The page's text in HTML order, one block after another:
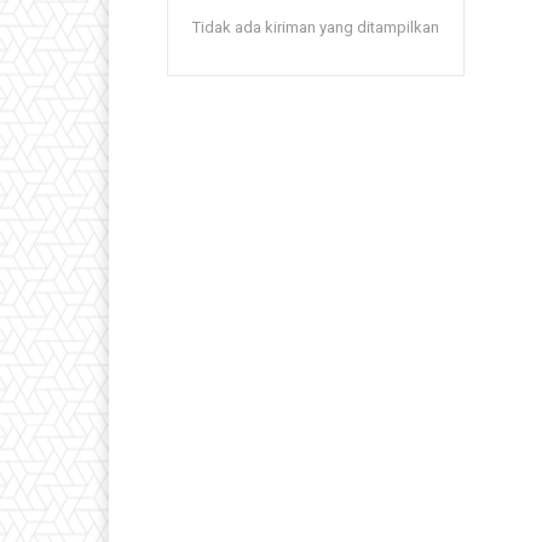
Tidak ada kiriman yang ditampilkan